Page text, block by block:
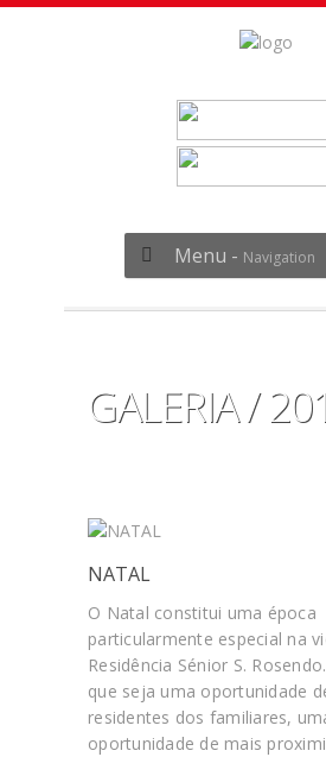
Menu - Navigation
GALERIA /
NATAL
O Natal constitui uma época
particularmente especial na
Residência Sénior S.
que seja uma oportunidade
residentes dos familiares,
oportunidade de mais